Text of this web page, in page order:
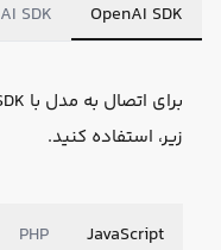
OpenAI SDK
AI SDK
زیر، استفاده کنید.
JavaScript
PHP